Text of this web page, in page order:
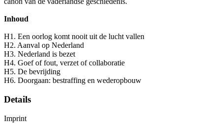
Inhoud
H1. Een oorlog komt nooit uit de lucht vallen
H2. Aanval op Nederland
H3. Nederland is bezet
H4. Goef of fout, verzet of collaboratie
H5. De bevrijding
H6. Doorgaan: bestraffing en wederopbouw
Details
Imprint